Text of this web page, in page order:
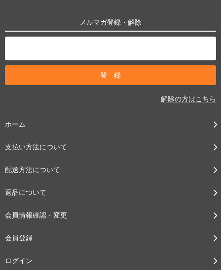
メルマガ登録・解除
解除の方はこちら
ホーム
支払い方法について
配送方法について
返品について
会員情報確認・変更
会員登録
ログイン